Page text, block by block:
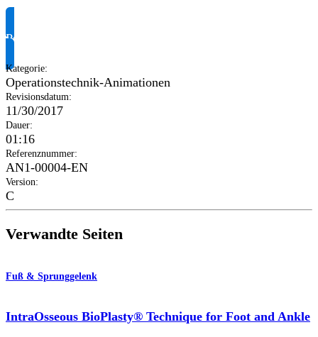
Produktinformationen anfragen
Kategorie:
Operationstechnik-Animationen
Revisionsdatum:
11/30/2017
Dauer:
01:16
Referenznummer:
AN1-00004-EN
Version:
C
Verwandte Seiten
Fuß & Sprunggelenk
IntraOsseous BioPlasty® Technique for Foot and Ankle